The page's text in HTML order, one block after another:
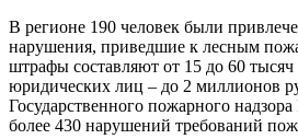
В регионе 190 человек были
нарушения, приведшие к лесным
штрафы составляют от 15 до 60 тысяч
юридических лиц – до 2 миллионов
Государственного пожарного
более 430 нарушений требований